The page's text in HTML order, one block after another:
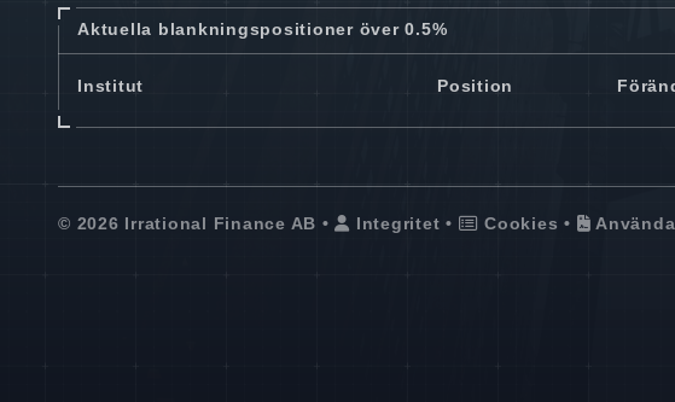
Aktuella blankningspositioner över 0.5%
Institut Position
© 2026 Irrational Finance AB • Integritet • Cookies •